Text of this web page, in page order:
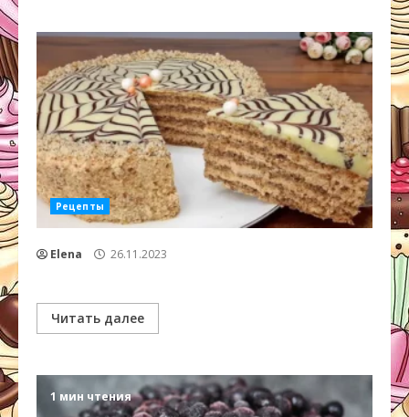
Рецепты
Elena 26.11.2023
Читать далее
1 мин чтения